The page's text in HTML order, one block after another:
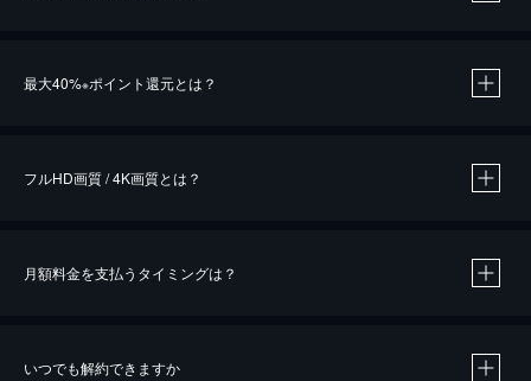
最大40%※ポイント還元とは？
※40％ポイント還元の対象は、クレジットカード決済による作品の購入 / レンタルです。
iOSアプリのUコイン決済による作品の購入 / レンタルは、20％のポイント還元です。
フルHD画質 / 4K画質とは？
月額料金を支払うタイミングは？
いつでも解約できますか